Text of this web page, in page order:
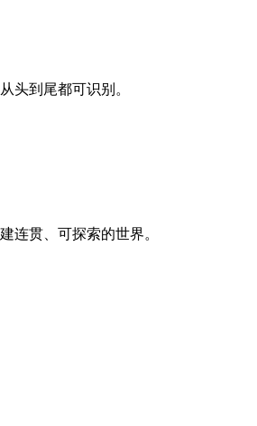
头到尾都可识别。
连贯、可探索的世界。